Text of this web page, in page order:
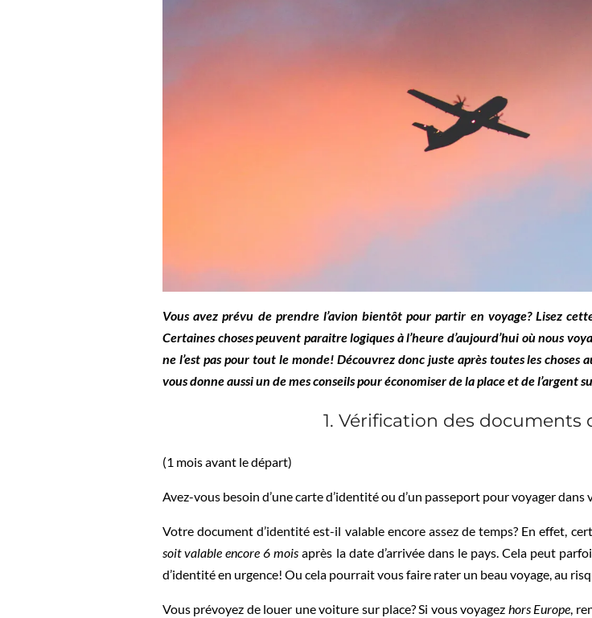
Vous avez prévu de prendre l’avion bientôt pour partir en voyage? Lisez
Certaines choses peuvent paraitre logiques à l’heure d’aujourd’hui où nous
ne l’est pas pour tout le monde! Découvrez donc juste après toutes les
vous donne aussi un de mes conseils pour économiser de la place et de l’argent
1. Vérification des documents
(1 mois avant le départ)
Avez-vous besoin d’une carte d’identité ou d’un passeport pour voyager
Votre document d’identité est-il valable encore assez de temps? En effet,
soit valable encore 6 mois après la date d’arrivée dans le pays. Cela peut
d’identité en urgence! Ou cela pourrait vous faire rater un beau voyage, au
Vous prévoyez de louer une voiture sur place? Si vous voyagez hors Europe ,